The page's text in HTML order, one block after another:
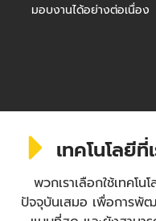
มอบงานได้อย่างต่อเนื่อง
เทคโนโลยี
พวกเราเลือกใช้เทคโ
ปัจจุบันเสมอ เพื่อการพั